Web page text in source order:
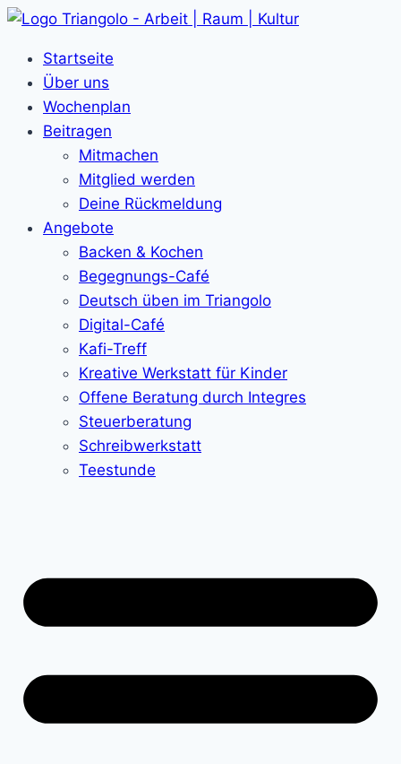
Zum
springenStartseite
Über uns
Wochenplan
Beitragen
Mitmachen
Mitglied werden
Deine Rückmeldung
Angebote
Backen & Kochen
Begegnungs-Café
Deutsch üben im Triangolo
Digital-Café
Kafi-Treff
Kreative Werkstatt für Kinder
Offene Beratung durch Integres
Steuerberatung
Schreibwerkstatt
Teestunde